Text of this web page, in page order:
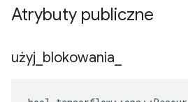
Atrybuty publiczne
użyj blokowania